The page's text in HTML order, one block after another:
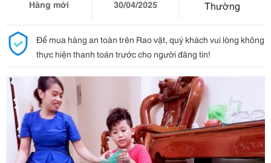
Hàng mới
30/04/2025
Thường
Để mua hàng an toàn trên Rao vặt, quý khách vui lòng không
thực hiện thanh toán trước cho người đăng tin!